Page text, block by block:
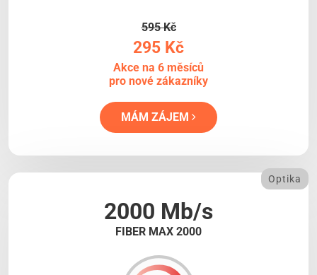
595 Kč
295 Kč
Akce na 6 měsíců
pro nové zákazníky
MÁM ZÁJEM
2000 Mb/s
FIBER MAX 2000
Optika